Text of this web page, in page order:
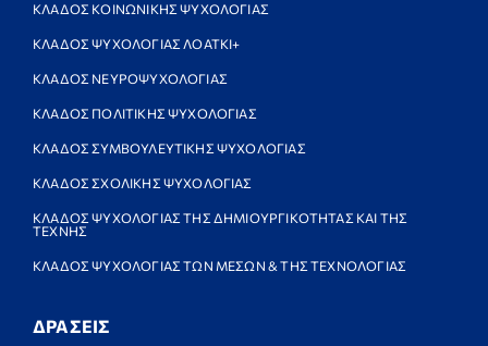
ΚΛΑΔΟΣ ΚΟΙΝΩΝΙΚΗΣ ΨΥΧΟΛΟΓΙΑΣ
ΚΛΑΔΟΣ ΨΥΧΟΛΟΓΙΑΣ ΛΟΑΤΚΙ+
ΚΛΑΔΟΣ ΝΕΥΡΟΨΥΧΟΛΟΓΙΑΣ
ΚΛΑΔΟΣ ΠΟΛΙΤΙΚΗΣ ΨΥΧΟΛΟΓΙΑΣ
ΚΛΑΔΟΣ ΣΥΜΒΟΥΛΕΥΤΙΚΗΣ ΨΥΧΟΛΟΓΙΑΣ
ΚΛΑΔΟΣ ΣΧΟΛΙΚΗΣ ΨΥΧΟΛΟΓΙΑΣ
ΚΛΑΔΟΣ ΨΥΧΟΛΟΓΙΑΣ ΤΗΣ ΔΗΜΙΟΥΡΓΙΚΟΤΗΤΑΣ ΚΑΙ ΤΗΣ
ΤΕΧΝΗΣ
ΚΛΑΔΟΣ ΨΥΧΟΛΟΓΙΑΣ ΤΩΝ ΜΕΣΩΝ & ΤΗΣ ΤΕΧΝΟΛΟΓΙΑΣ
ΔΡΑΣΕΙΣ